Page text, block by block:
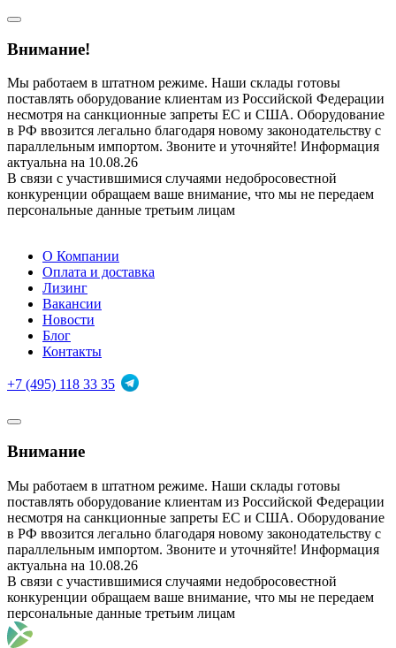
Внимание!
Мы работаем в штатном режиме. Наши склады готовы
поставлять оборудование клиентам из Российской Федерации
несмотря на санкционные запреты ЕС и США. Оборудование
в РФ ввозится легально благодаря новому законодательству с
параллельным импортом. Звоните и уточняйте! Информация
актуальна на 10.08.26
В связи с участившимися случаями недобросовестной
конкуренции обращаем ваше внимание, что мы не передаем
персональные данные третьим лицам
О Компании
Оплата и доставка
Лизинг
Вакансии
Новости
Блог
Контакты
+7 (495) 118 33 35
Внимание
Мы работаем в штатном режиме. Наши склады готовы
поставлять оборудование клиентам из Российской Федерации
несмотря на санкционные запреты ЕС и США. Оборудование
в РФ ввозится легально благодаря новому законодательству с
параллельным импортом. Звоните и уточняйте! Информация
актуальна на 10.08.26
В связи с участившимися случаями недобросовестной
конкуренции обращаем ваше внимание, что мы не передаем
персональные данные третьим лицам